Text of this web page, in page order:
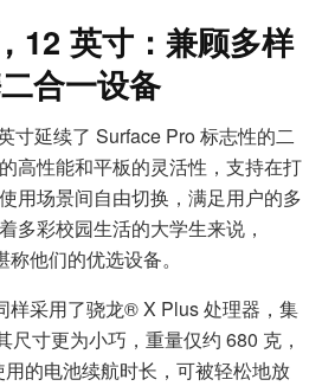
， 12 英寸：兼顾多样
合一设备
寸延续了 Surface Pro 标志性的二
高性能和平板的灵活性，支持在打
用场景间自由切换，满足用户的多
多彩校园生活的大学生来说，
他们的优选设备。
样采用了骁龙® X Plus 处理器，集
尺寸更为小巧，重量仅约 680 克，
的电池续航时长，可被轻松地放